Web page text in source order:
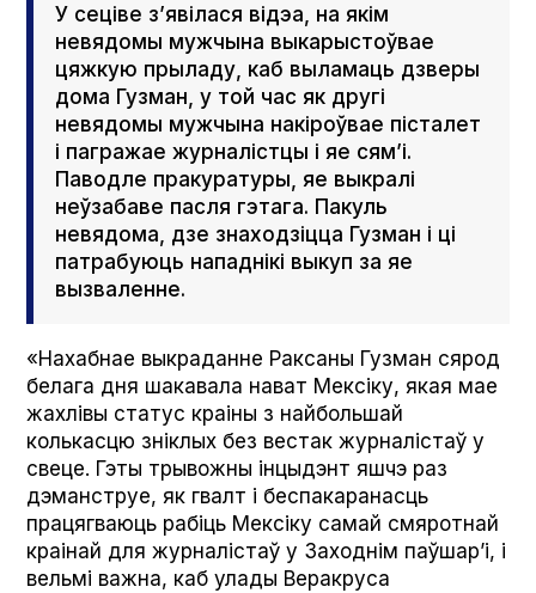
У сеціве з’явілася відэа, на якім
невядомы мужчына выкарыстоўвае
цяжкую прыладу, каб выламаць дзверы
дома Гузман, у той час як другі
невядомы мужчына накіроўвае пісталет
і пагражае журналістцы і яе сям’і.
Паводле пракуратуры, яе выкралі
неўзабаве пасля гэтага. Пакуль
невядома, дзе знаходзіцца Гузман і ці
патрабуюць нападнікі выкуп за яе
вызваленне.
«Нахабнае выкраданне Раксаны Гузман сярод
белага дня шакавала нават Мексіку, якая мае
жахлівы статус краіны з найбольшай
колькасцю зніклых без вестак журналістаў у
свеце. Гэты трывожны інцыдэнт яшчэ раз
дэманструе, як гвалт і беспакаранасць
працягваюць рабіць Мексіку самай смяротнай
краінай для журналістаў у Заходнім паўшар’і, і
вельмі важна, каб улады Веракруса